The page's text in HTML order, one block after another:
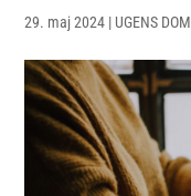
29. maj 2024 | UGENS DOM